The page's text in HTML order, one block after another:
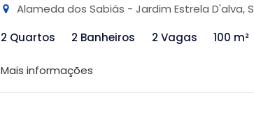
Alameda dos Sabiás - Jardim Estrela D'alva, São Paulo-SP
2 Quartos
2 Banheiros 2 Vagas 100 m²
Mais informações